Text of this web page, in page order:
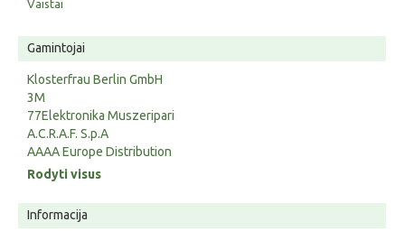
Vaistai
Gamintojai
Klosterfrau Berlin GmbH
3M
77Elektronika Muszeripari
A.C.R.A.F. S.p.A
AAAA Europe Distribution
Rodyti visus
Informacija